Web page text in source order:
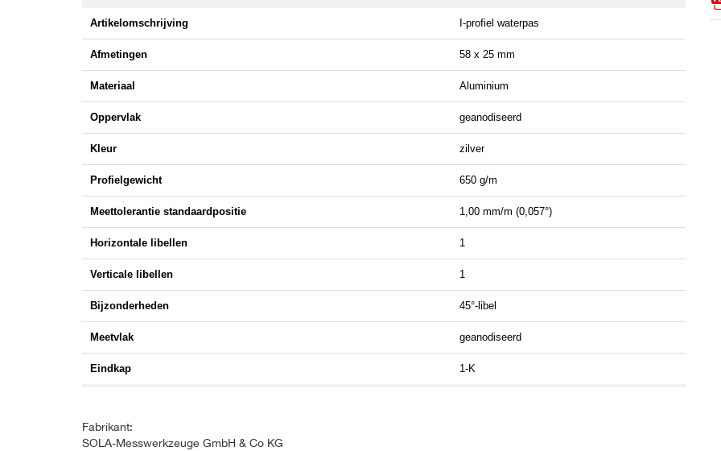
Artikelomschrijving I-profiel waterpas
Afmetingen 58 x 25 mm
Materiaal Aluminium
Oppervlak geanodiseerd
Kleur zilver
Profielgewicht 650 g/m
Meettolerantie standaardpositie 1,00 mm/m (0,057°)
Horizontale libellen 1
Verticale libellen 1
Bijzonderheden 45°-libel
Meetvlak geanodiseerd
Eindkap 1-K
Fabrikant:
SOLA-Messwerkzeuge GmbH & Co KG